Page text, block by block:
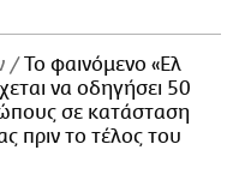
Το φαινόμενο «Ελ
να οδηγήσει 50
σε κατάσταση
πριν το τέλος του